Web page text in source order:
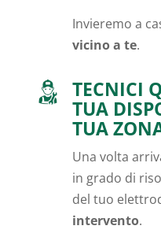
Invieremo a
vicino a te.
TECNICI
TUA
TUA
Una volta
in grado di
del tuo
intervento.